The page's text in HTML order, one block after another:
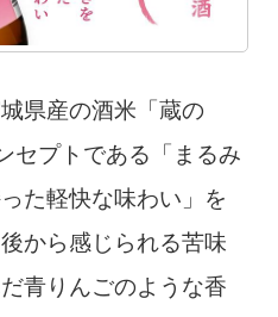
県産の酒米「蔵の
セプトである「まるみ
た軽快な味わい」を
から感じられる苦味
青りんごのような香